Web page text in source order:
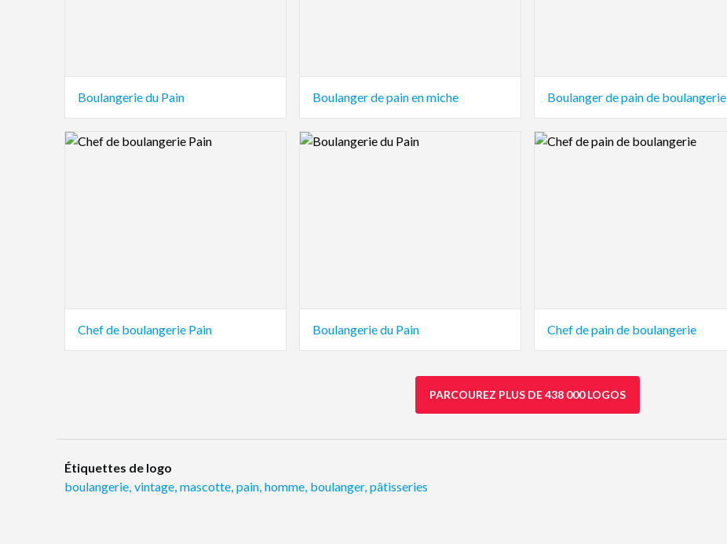
Boulangerie du Pain Boulanger de pain en miche Boulanger de pain de boulangerie
Logo Preview Image
Chef de boulangerie Pain
Logo Preview Image
Boulangerie du Pain
Logo Preview Image
Chef de pain de boulangerie
PARCOUREZ PLUS DE 438 000 LOGOS
Étiquettes de logo
boulangerie, vintage, mascotte, pain, homme, boulanger, pâtisseries